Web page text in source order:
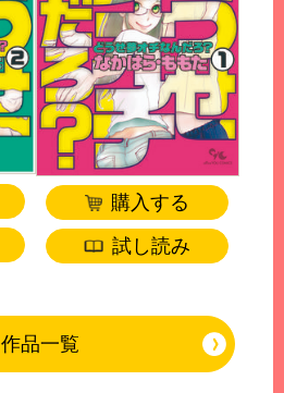
購入する
試し読み
作品一覧